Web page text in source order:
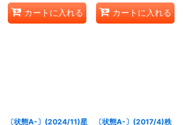
カートに入れる カートに入れる
〔状態A-〕(2024/11)星
〔状態A-〕(2017/4)秩